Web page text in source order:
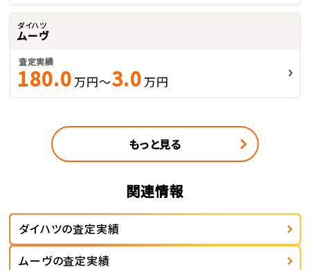
ダイハツ
ムーヴ
査定実績
180.0 万円～3.0 万円
もっと見る
関連情報
ダイハツの査定実績
ムーヴの査定実績